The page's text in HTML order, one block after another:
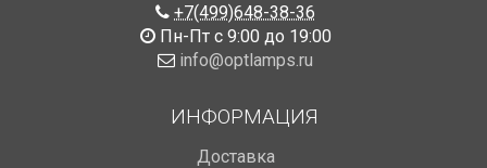
+7(499)648-38-36
Пн-Пт с 9:00 до 19:00
info@optlamps.ru
ИНФОРМАЦИЯ
Доставка